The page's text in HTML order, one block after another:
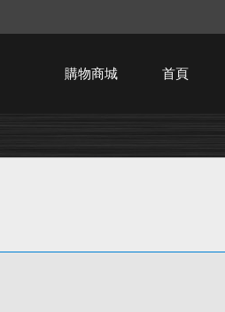
購物商城 首頁